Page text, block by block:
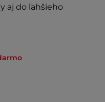
aj do ľahšieho